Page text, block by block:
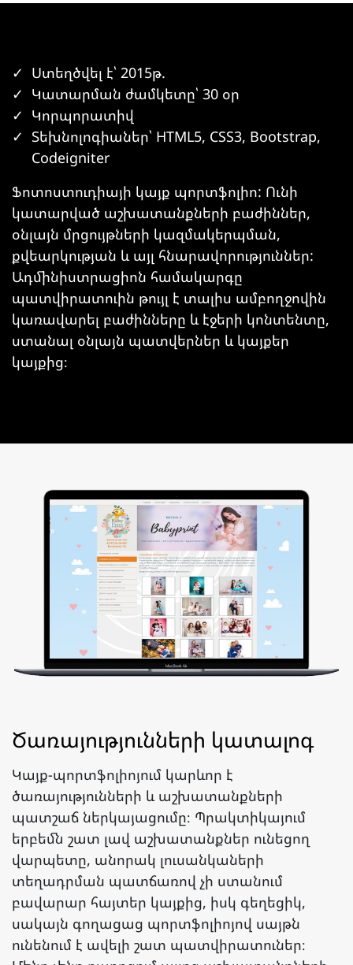
Ստեղծվել է՝ 2015թ.
Կատարման ժամկետը՝ 30 օր
Կորպորատիվ
Տեխնոլոգիաներ՝ HTML5, CSS3, Bootstrap,
Codeigniter
Ֆոտոստուդիայի կայք պորտֆոլիո: Ունի
կատարված աշխատանքների բաժիններ,
օնլայն մրցույթների կազմակերպման,
քվեարկության և այլ հնարավորություններ:
Ադմինիստրացիոն համակարգը
պատվիրատուին թույլ է տալիս ամբողջովին
կառավարել բաժինները և էջերի կոնտենտը,
ստանալ օնլայն պատվերներ և կայքեր
կայքից։
Ծառայությունների կատալոգ
Կայք-պորտֆոլիոյում կարևոր է
ծառայությունների և աշխատանքների
պատշաճ ներկայացումը։ Պրակտիկայում
երբեմն շատ լավ աշխատանքներ ունեցող
վարպետը, անորակ լուսանկաների
տեղադրման պատճառով չի ստանում
բավարար հայտեր կայքից, իսկ գեղեցիկ,
սակայն գողացաց պորտֆոլիոյով սայթն
ունենում է ավելի շատ պատվիրատուներ։